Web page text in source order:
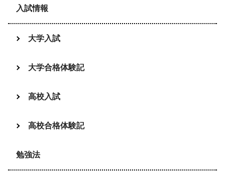
入試情報
大学入試
大学合格体験記
高校入試
高校合格体験記
勉強法